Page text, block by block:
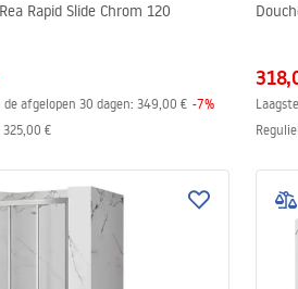
Rapid Slide Chrom 120
afgelopen 30 dagen: 349,00 € -7%
325,00 €